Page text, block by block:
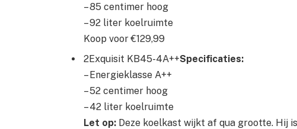
– 85 centimer hoog
– 92 liter koelruimte
Koop voor €129,99
2Exquisit KB45-4A++Specificaties:
– Energieklasse A++
– 52 centimer hoog
– 42 liter koelruimte
Let op: Deze koelkast wijkt af qua grootte. Hij